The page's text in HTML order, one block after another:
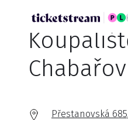
Přestanovská